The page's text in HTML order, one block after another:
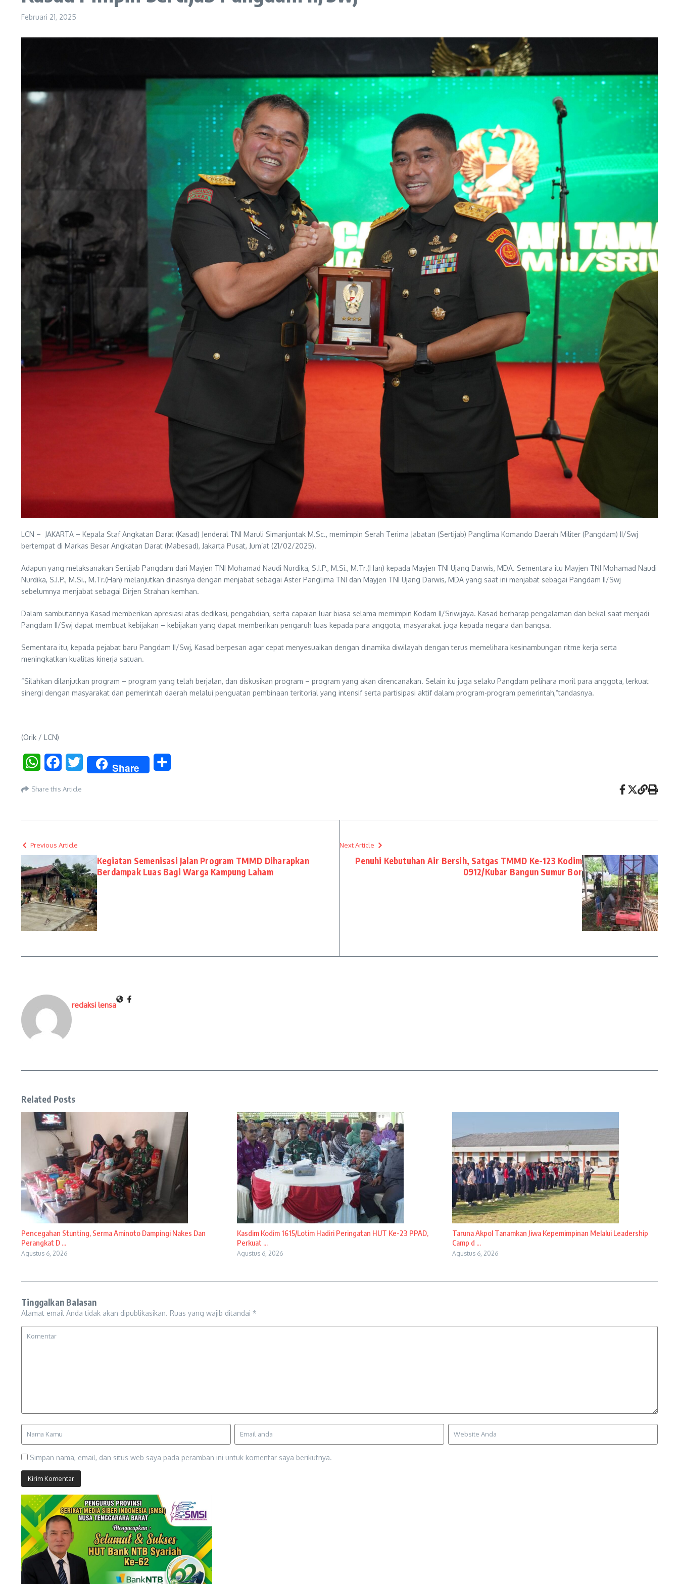
Februari 21, 2025
LCN – JAKARTA – Kepala Staf Angkatan Darat (Kasad) Jenderal TNI Maruli Simanjuntak M.Sc., memimpin Serah Terima Jabatan (Sertijab) Panglima Komando Daerah Militer (Pangdam) II/Swj
bertempat di Markas Besar Angkatan Darat (Mabesad), Jakarta Pusat, Jum’at (21/02/2025).
Adapun yang melaksanakan Sertijab Pangdam dari Mayjen TNI Mohamad Naudi Nurdika, S.I.P., M.Si., M.Tr.(Han) kepada Mayjen TNI Ujang Darwis, MDA. Sementara itu Mayjen TNI Mohamad Naudi
Nurdika, S.I.P., M.Si., M.Tr.(Han) melanjutkan dinasnya dengan menjabat sebagai Aster Panglima TNI dan Mayjen TNI Ujang Darwis, MDA yang saat ini menjabat sebagai Pangdam II/Swj
sebelumnya menjabat sebagai Dirjen Strahan kemhan.
Dalam sambutannya Kasad memberikan apresiasi atas dedikasi, pengabdian, serta capaian luar biasa selama memimpin Kodam II/Sriwijaya. Kasad berharap pengalaman dan bekal saat menjadi
Pangdam II/Swj dapat membuat kebijakan – kebijakan yang dapat memberikan pengaruh luas kepada para anggota, masyarakat juga kepada negara dan bangsa.
Sementara itu, kepada pejabat baru Pangdam II/Swj, Kasad berpesan agar cepat menyesuaikan dengan dinamika diwilayah dengan terus memelihara kesinambungan ritme kerja serta
meningkatkan kualitas kinerja satuan.
“Silahkan dilanjutkan program – program yang telah berjalan, dan diskusikan program – program yang akan direncanakan. Selain itu juga selaku Pangdam pelihara moril para anggota, lerkuat
sinergi dengan masyarakat dan pemerintah daerah melalui penguatan pembinaan teritorial yang intensif serta partisipasi aktif dalam program-program pemerintah,”tandasnya.
(Orik / LCN)
WhatsAppFacebookTwitter Share
Share this Article
Previous Article
Kegiatan Semenisasi Jalan Program TMMD Diharapkan
Berdampak Luas Bagi Warga Kampung Laham
Next Article
Penuhi Kebutuhan Air Bersih, Satgas TMMD Ke-123 Kodim
0912/Kubar Bangun Sumur Bor
redaksi lensa
Related Posts
Pencegahan Stunting, Serma Aminoto Dampingi Nakes Dan
Perangkat D ...
Agustus 6, 2026
Kasdim Kodim 1615/Lotim Hadiri Peringatan HUT Ke-23 PPAD,
Perkuat ...
Agustus 6, 2026
Taruna Akpol Tanamkan Jiwa Kepemimpinan Melalui Leadership
Camp d ...
Agustus 6, 2026
Tinggalkan Balasan
Alamat email Anda tidak akan dipublikasikan. Ruas yang wajib ditandai *
Simpan nama, email, dan situs web saya pada peramban ini untuk komentar saya berikutnya.